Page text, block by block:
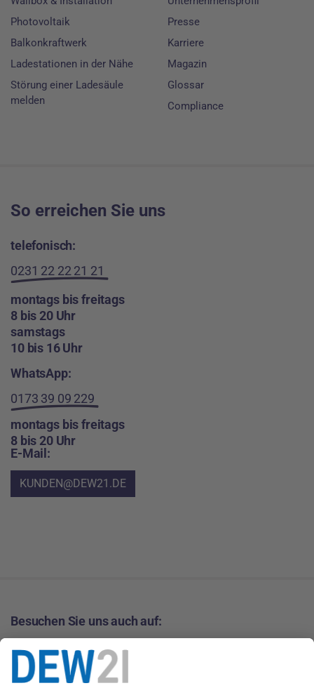
Photovoltaik
Balkonkraftwerk
Ladestationen in der Nähe
Störung einer Ladesäule
melden
Presse
Karriere
Magazin
Glossar
Compliance
So erreichen Sie uns
telefonisch:
0231 22 22 21 21
montags bis freitags
8 bis 20 Uhr
samstags
10 bis 16 Uhr
WhatsApp:
0173 39 09 229
montags bis freitags
8 bis 20 Uhr
E-Mail:
KUNDEN@DEW21.DE
Besuchen Sie uns auch auf: